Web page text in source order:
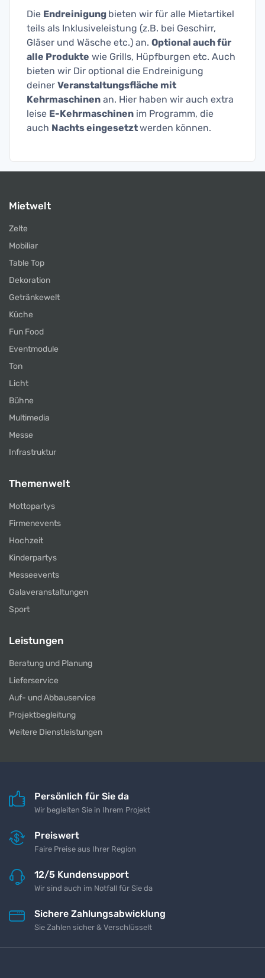
Die Endreinigung bieten wir für alle Mietartikel
teils als Inklusiveleistung (z.B. bei Geschirr,
Gläser und Wäsche etc.) an. Optional auch für
alle Produkte wie Grills, Hüpfburgen etc. Auch
bieten wir Dir optional die Endreinigung
deiner Veranstaltungsfläche mit
Kehrmaschinen an. Hier haben wir auch extra
leise E-Kehrmaschinen im Programm, die
auch Nachts eingesetztwerden können.
Mietwelt
Zelte
Mobiliar
Table Top
Dekoration
Getränkewelt
Küche
Fun Food
Eventmodule
Ton
Licht
Bühne
Multimedia
Messe
Infrastruktur
Themenwelt
Mottopartys
Firmenevents
Hochzeit
Kinderpartys
Messeevents
Galaveranstaltungen
Sport
Leistungen
Beratung und Planung
Lieferservice
Auf- und Abbauservice
Projektbegleitung
Weitere Dienstleistungen
Persönlich für Sie da
Wir begleiten Sie in Ihrem Projekt
Preiswert
Faire Preise aus Ihrer Region
12/5 Kundensupport
Wir sind auch im Notfall für Sie da
Sichere Zahlungsabwicklung
Sie Zahlen sicher & Verschlüsselt